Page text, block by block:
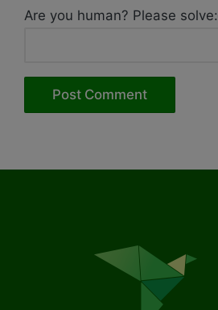
Are you human? Please solve: